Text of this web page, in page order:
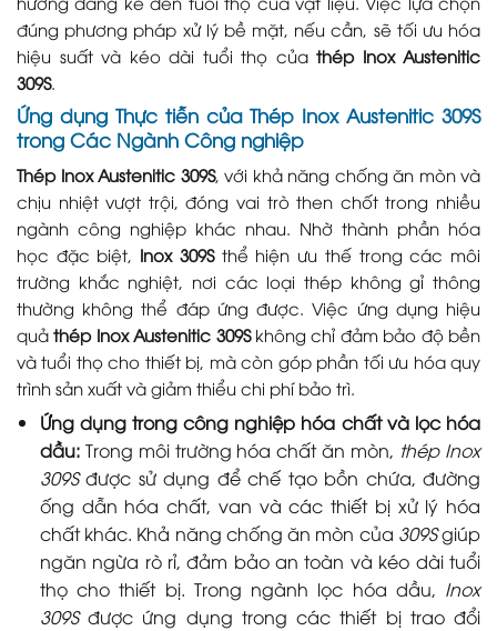
đúng phương pháp xử lý bề mặt, nếu cần, sẽ tối ưu hóa
hiệu suất và kéo dài tuổi thọ của thép Inox Austenitic
309S.
Ứng dụng Thực tiễn của Thép Inox Austenitic 309S
trong Các Ngành Công nghiệp
Thép Inox Austenitic 309S, với khả năng chống ăn mòn và
chịu nhiệt vượt trội, đóng vai trò then chốt trong nhiều
ngành công nghiệp khác nhau. Nhờ thành phần hóa
học đặc biệt, Inox 309Sthể hiện ưu thế trong các môi
trường khắc nghiệt, nơi các loại thép không gỉ thông
thường không thể đáp ứng được. Việc ứng dụng hiệu
quảthép Inox Austenitic 309Skhông chỉ đảm bảo độ bền
và tuổi thọ cho thiết bị, mà còn góp phần tối ưu hóa quy
trình sản xuất và giảm thiểu chi phí bảo trì.
Ứng dụng trong công nghiệp hóa chất và lọc hóa
dầu:Trong môi trường hóa chất ăn mòn, thép Inox
309Sđược sử dụng để chế tạo bồn chứa, đường
ống dẫn hóa chất, van và các thiết bị xử lý hóa
chất khác. Khả năng chống ăn mòn của 309Sgiúp
ngăn ngừa rò rỉ, đảm bảo an toàn và kéo dài tuổi
thọ cho thiết bị. Trong ngành lọc hóa dầu, Inox
309Sđược ứng dụng trong các thiết bị trao đổi